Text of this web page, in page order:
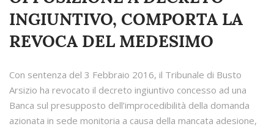
INGIUNTIVO, COMPORTA LA
REVOCA DEL MEDESIMO
Con sentenza del 3 Febbraio 2016, il Tribunale di Busto
Arsizio ha revocato il decreto ingiuntivo concesso ad una
Banca sul presupposto dell’improcedibilità della domanda
azionata in sede monitoria a causa della mancata adesione,